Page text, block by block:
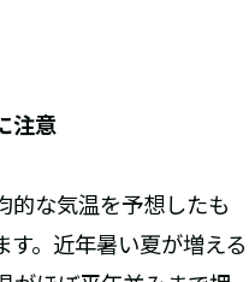
注意
的な気温を予想したも
。近年暑い夏が増える